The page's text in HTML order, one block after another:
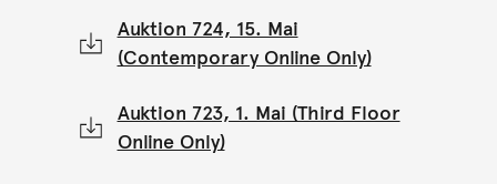
Auktion 724, 15. Mai
(Contemporary Online Only)
Auktion 723, 1. Mai (Third Floor
Online Only)